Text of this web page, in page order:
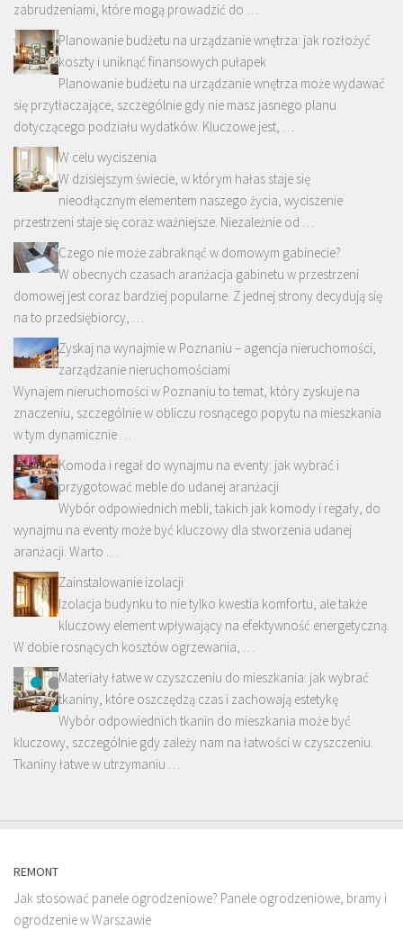
zabrudzeniami, które mogą prowadzić do …
Planowanie budżetu na urządzanie wnętrza: jak rozłożyć
koszty i uniknąć finansowych pułapek
Planowanie budżetu na urządzanie wnętrza może wydawać
się przytłaczające, szczególnie gdy nie masz jasnego planu
dotyczącego podziału wydatków. Kluczowe jest, …
W celu wyciszenia
W dzisiejszym świecie, w którym hałas staje się
nieodłącznym elementem naszego życia, wyciszenie
przestrzeni staje się coraz ważniejsze. Niezależnie od …
Czego nie może zabraknąć w domowym gabinecie?
W obecnych czasach aranżacja gabinetu w przestrzeni
domowej jest coraz bardziej popularne. Z jednej strony decydują się
na to przedsiębiorcy, …
Zyskaj na wynajmie w Poznaniu – agencja nieruchomości,
zarządzanie nieruchomościami
Wynajem nieruchomości w Poznaniu to temat, który zyskuje na
znaczeniu, szczególnie w obliczu rosnącego popytu na mieszkania
w tym dynamicznie …
Komoda i regał do wynajmu na eventy: jak wybrać i
przygotować meble do udanej aranżacji
Wybór odpowiednich mebli, takich jak komody i regały, do
wynajmu na eventy może być kluczowy dla stworzenia udanej
aranżacji. Warto …
Zainstalowanie izolacji
Izolacja budynku to nie tylko kwestia komfortu, ale także
kluczowy element wpływający na efektywność energetyczną.
W dobie rosnących kosztów ogrzewania, …
Materiały łatwe w czyszczeniu do mieszkania: jak wybrać
tkaniny, które oszczędzą czas i zachowają estetykę
Wybór odpowiednich tkanin do mieszkania może być
kluczowy, szczególnie gdy zależy nam na łatwości w czyszczeniu.
Tkaniny łatwe w utrzymaniu …
REMONT
Jak stosować panele ogrodzeniowe? Panele ogrodzeniowe, bramy i
ogrodzenie w Warszawie